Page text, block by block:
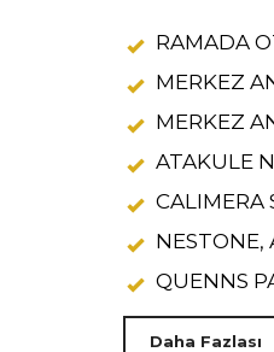
RAMADA
MERKEZ
MERKEZ
ATAKULE
CALIMERA
NESTONE,
QUENNS
Daha Fazlası